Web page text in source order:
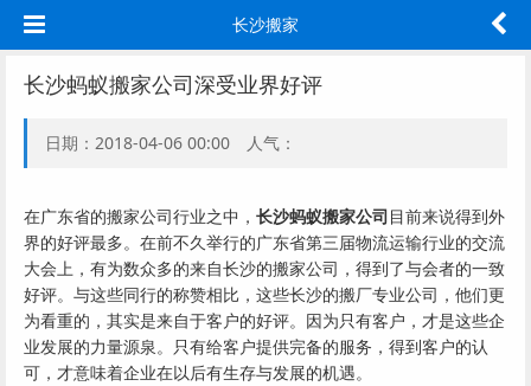
长沙搬家
长沙蚂蚁搬家公司深受业界好评
日期：2018-04-06 00:00 人气：
在广东省的搬家公司行业之中， 长沙蚂蚁搬家公司目前来说得到外
界的好评最多。在前不久举行的广东省第三届物流运输行业的交流
大会上，有为数众多的来自长沙的搬家公司，得到了与会者的一致
好评。与这些同行的称赞相比，这些长沙的搬厂专业公司，他们更
为看重的，其实是来自于客户的好评。因为只有客户，才是这些企
业发展的力量源泉。只有给客户提供完备的服务，得到客户的认
可，才意味着企业在以后有生存与发展的机遇。